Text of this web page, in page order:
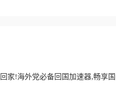
家!海外党必备回国加速器,畅享